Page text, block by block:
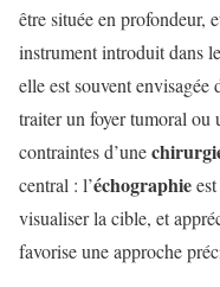
être située en profondeur,
instrument introduit dans
elle est souvent envisagée
traiter un foyer tumoral ou
contraintes d’une
central : l’échographie
visualiser la cible, et
favorise une approche